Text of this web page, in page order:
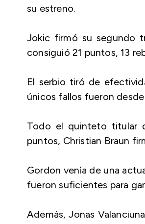
su estreno.
Jokic firmó su segundo
consiguió 21 puntos, 13
El serbio tiró de
únicos fallos fueron
Todo el quinteto titular
puntos, Christian Braun
Gordon venía de una
fueron suficientes para
Además, Jonas